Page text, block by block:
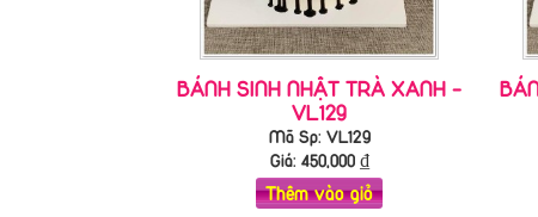
BÁNH SINH NHẬT TRÀ XANH -
VL129
Mã Sp: VL129
Giá: 450,000₫
Thêm vào giỏ